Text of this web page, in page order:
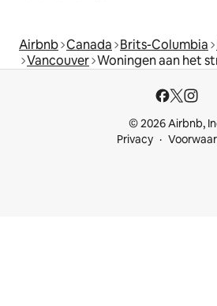
Airbnb Canada Brits-Columbia
Vancouver Woningen aan het
© 2026 Airbnb,
Privacy